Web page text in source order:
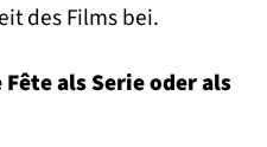
des Films bei.
als Serie oder als